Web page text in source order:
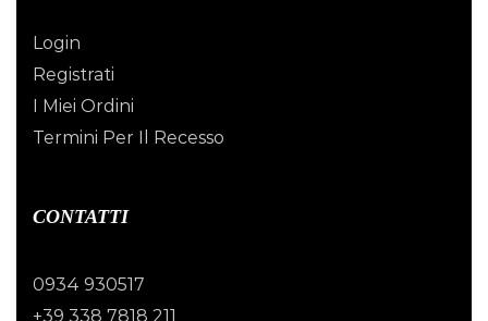
Login
Registrati
I Miei Ordini
Termini Per Il Recesso
CONTATTI
0934 930517
+39 338 7818 211